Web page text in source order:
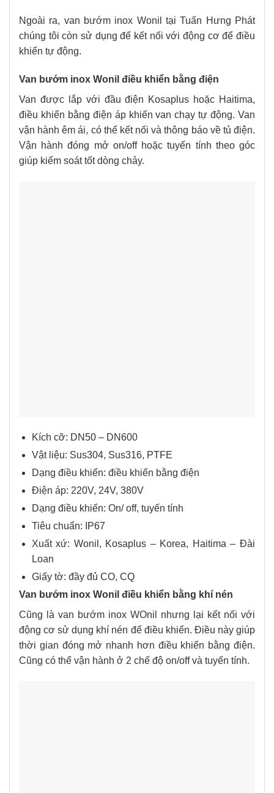
Ngoài ra, van bướm inox Wonil tại Tuấn Hưng Phát
chúng tôi còn sử dụng để kết nối với động cơ để điều
khiển tự động.
Van bướm inox Wonil điều khiển bằng điện
Van được lắp với đầu điện Kosaplus hoặc Haitima,
điều khiển bằng điện áp khiến van chạy tự động. Van
vận hành êm ái, có thể kết nối và thông báo về tủ điện.
Vận hành đóng mở on/off hoặc tuyến tính theo góc
giúp kiểm soát tốt dòng chảy.
Kích cỡ: DN50 – DN600
Vật liệu: Sus304, Sus316, PTFE
Dạng điều khiển: điều khiển bằng điện
Điện áp: 220V, 24V, 380V
Dạng điều khiển: On/ off, tuyến tính
Tiêu chuẩn: IP67
Xuất xứ: Wonil, Kosaplus – Korea, Haitima – Đài
Loan
Giấy tờ: đầy đủ CO, CQ
Van bướm inox Wonil điều khiển bằng khí nén
Cũng là van bướm inox WOnil nhưng lại kết nối với
động cơ sử dụng khí nén để điều khiển. Điều này giúp
thời gian đóng mở nhanh hơn điều khiển bằng điện.
Cũng có thể vận hành ở 2 chế độ on/off và tuyến tính.